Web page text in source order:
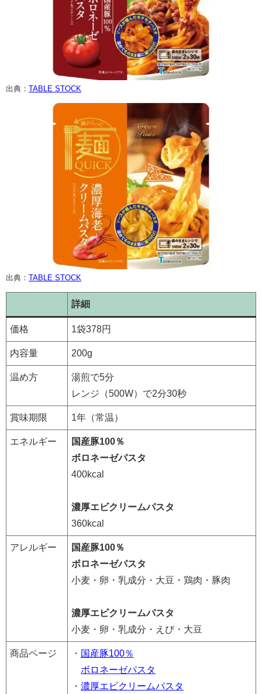
出典： TABLE STOCK
出典： TABLE STOCK
詳細
価格 1袋378円
内容量 200g
温め方
湯煎で5分
レンジ（500W）で2分30秒
賞味期限 1年（常温）
エネルギー
国産豚100％
ボロネーゼパスタ
400kcal
濃厚エビクリームパスタ
360kcal
アレルギー
国産豚100％
ボロネーゼパスタ
小麦・卵・乳成分・大豆・鶏肉・豚肉
濃厚エビクリームパスタ
小麦・卵・乳成分・えび・大豆
商品ページ ・ 国産豚100％
ボロネーゼパスタ
・ 濃厚エビクリームパスタ